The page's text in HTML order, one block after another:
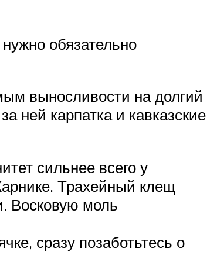
обязательно
выносливости на долгий
ней карпатка и кавказские
сильнее всего у
Трахейный клещ
Восковую моль
сразу позаботьтесь о